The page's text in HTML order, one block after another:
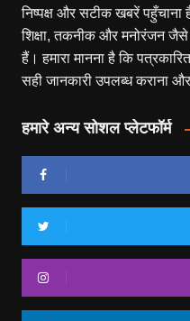
निष्पक्ष और सटीक खबरें पहुँचाना
शिक्षा, तकनीक और मनोरंजन जैसे
हैं। हमारा मानना है कि
सही जानकारी उपलब्ध कराना
हमारे अन्य सोशल प्लेटफॉर्म